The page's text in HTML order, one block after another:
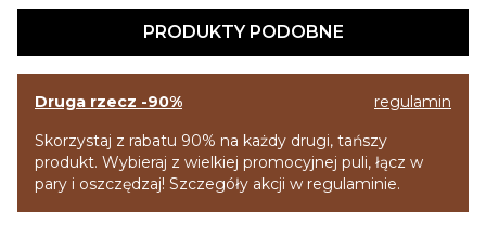
PRODUKTY PODOBNE
Druga rzecz -90%
regulamin
Skorzystaj z rabatu 90% na każdy drugi, tańszy
produkt. Wybieraj z wielkiej promocyjnej puli, łącz w
pary i oszczędzaj! Szczegóły akcji w regulaminie.